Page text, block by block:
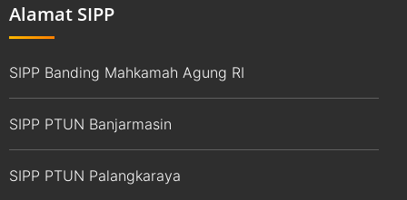
Alamat SIPP
SIPP Banding Mahkamah Agung RI
SIPP PTUN Banjarmasin
SIPP PTUN Palangkaraya